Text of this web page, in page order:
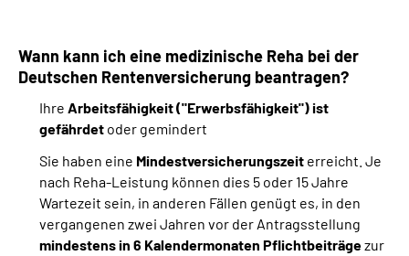
Mein Kundenportal
Wann kann ich eine medizinische Reha bei der
Deutschen Rentenversicherung beantragen?
Ihre Arbeitsfähigkeit ("Erwerbsfähigkeit") ist
gefährdet oder gemindert
Sie haben eine Mindestversicherungszeit erreicht. Je
nach Reha-Leistung können dies 5 oder 15 Jahre
Wartezeit sein, in anderen Fällen genügt es, in den
vergangenen zwei Jahren vor der Antragsstellung
mindestens in 6 Kalendermonaten Pflichtbeiträgezur